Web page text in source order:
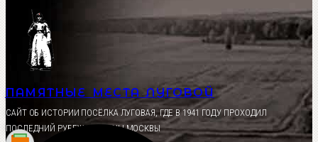
Перейти
содержимому
ПАМЯТНЫЕ МЕСТА ЛУГОВОЙ
CАЙТ ОБ ИСТОРИИ ПОСЁЛКА ЛУГОВАЯ, ГДЕ В 1941 ГОДУ ПРОХОДИЛ
ПОСЛЕДНИЙ РУБЕЖ ОБОРОНЫ МОСКВЫ